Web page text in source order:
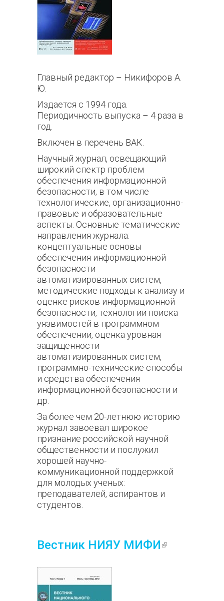
Главный редактор – Никифоров А.
Ю.
Издается с 1994 года.
Периодичность выпуска – 4 раза в
год.
Включен в перечень ВАК.
Научный журнал, освещающий
широкий спектр проблем
обеспечения информационной
безопасности, в том числе
технологические, организационно-
правовые и образовательные
аспекты. Основные тематические
направления журнала:
концептуальные основы
обеспечения информационной
безопасности
автоматизированных систем,
методические подходы к анализу и
оценке рисков информационной
безопасности, технологии поиска
уязвимостей в программном
обеспечении, оценка уровная
защищенности
автоматизированных систем,
программно-технические способы
и средства обеспечения
информационной безопасности и
др.
За более чем 20-летнюю историю
журнал завоевал широкое
признание российской научной
общественности и послужил
хорошей научно-
коммуникационной поддержкой
для молодых ученых:
преподавателей, аспирантов и
студентов.
Вестник НИЯУ МИФИ(внешняя